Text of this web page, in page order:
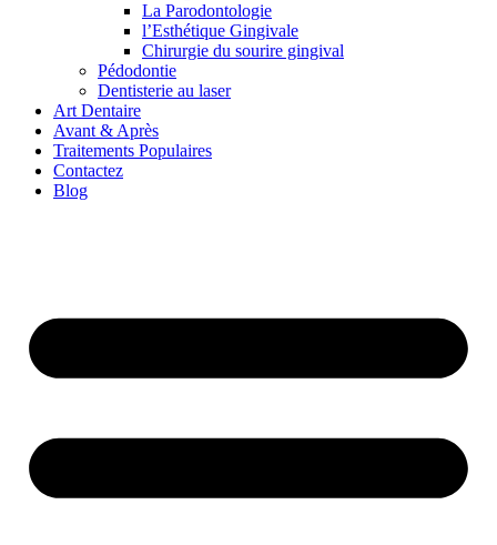
La Parodontologie
l’Esthétique Gingivale
Chirurgie du sourire gingival
Pédodontie
Dentisterie au laser
Art Dentaire
Avant & Après
Traitements Populaires
Contactez
Blog